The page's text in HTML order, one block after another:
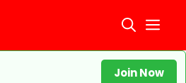
Join Now